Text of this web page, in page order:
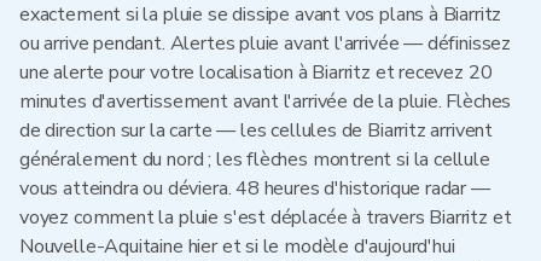
exactement si la pluie se dissipe avant vos plans à Biarritz
ou arrive pendant. Alertes pluie avant l'arrivée — définissez
une alerte pour votre localisation à Biarritz et recevez 20
minutes d'avertissement avant l'arrivée de la pluie. Flèches
de direction sur la carte — les cellules de Biarritz arrivent
généralement du nord ; les flèches montrent si la cellule
vous atteindra ou déviera. 48 heures d'historique radar —
voyez comment la pluie s'est déplacée à travers Biarritz et
Nouvelle-Aquitaine hier et si le modèle d'aujourd'hui